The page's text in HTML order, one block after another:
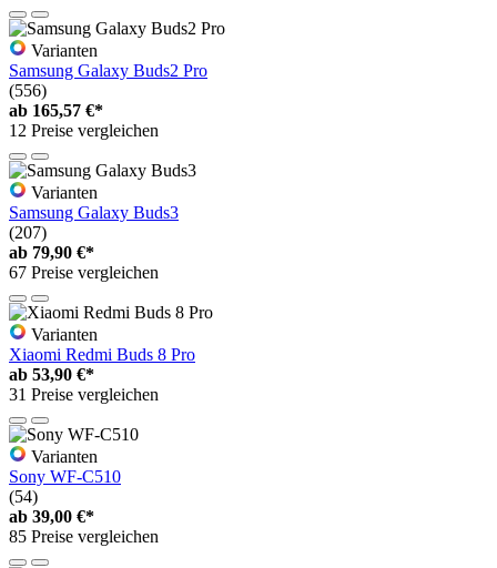
Varianten
Samsung Galaxy Buds2 Pro
(556)
ab 165,57 €*
12 Preise vergleichen
Varianten
Samsung Galaxy Buds3
(207)
ab 79,90 €*
67 Preise vergleichen
Varianten
Xiaomi Redmi Buds 8 Pro
ab 53,90 €*
31 Preise vergleichen
Varianten
Sony WF-C510
(54)
ab 39,00 €*
85 Preise vergleichen